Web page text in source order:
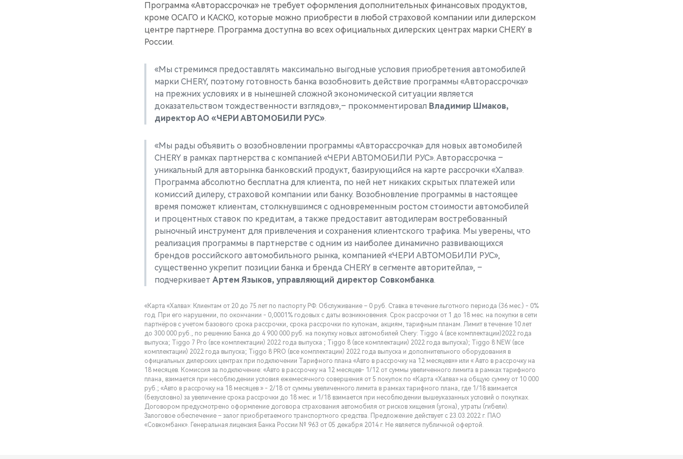
Программа «Авторассрочка» не требует оформления дополнительных финансовых продуктов,
кроме ОСАГО и КАСКО, которые можно приобрести в любой страховой компании или дилерском
центре партнере. Программа доступна во всех официальных дилерских центрах марки CHERY в
России.
«Мы стремимся предоставлять максимально выгодные условия приобретения автомобилей
марки CHERY, поэтому готовность банка возобновить действие программы «Авторассрочка»
на прежних условиях и в нынешней сложной экономической ситуации является
доказательством тождественности взглядов»,– прокомментировал Владимир Шмаков,
директор АО «ЧЕРИ АВТОМОБИЛИ РУС».
«Мы рады объявить о возобновлении программы «Авторассрочка» для новых автомобилей
CHERY в рамках партнерства с компанией «ЧЕРИ АВТОМОБИЛИ РУС». Авторассрочка –
уникальный для авторынка банковский продукт, базирующийся на карте рассрочки «Халва».
Программа абсолютно бесплатна для клиента, по ней нет никаких скрытых платежей или
комиссий дилеру, страховой компании или банку. Возобновление программы в настоящее
время поможет клиентам, столкнувшимся с одновременным ростом стоимости автомобилей
и процентных ставок по кредитам, а также предоставит автодилерам востребованный
рыночный инструмент для привлечения и сохранения клиентского трафика. Мы уверены, что
реализация программы в партнерстве с одним из наиболее динамично развивающихся
брендов российского автомобильного рынка, компанией «ЧЕРИ АВТОМОБИЛИ РУС»,
существенно укрепит позиции банка и бренда CHERY в сегменте авторитейла», –
подчеркивает Артем Языков, управляющий директор Совкомбанка.
«Карта «Халва»: Клиентам от 20 до 75 лет по паспорту РФ. Обслуживание – 0 руб. Ставка в течение льготного периода (36 мес.) - 0%
год. При его нарушении, по окончании - 0,0001% годовых с даты возникновения. Срок рассрочки от 1 до 18 мес. на покупки в сети
партнёров с учетом базового срока рассрочки, срока рассрочки по купонам, акциям, тарифным планам. Лимит в течение 10 лет
до 300 000 руб., по решению Банка до 4 900 000 руб. на покупку новых автомобилей Chery: Tiggo 4 (все комплектации)2022 года
выпуска; Tiggo 7 Pro (все комплектации) 2022 года выпуска ; Tiggo 8 (все комплектации) 2022 года выпуска); Tiggo 8 NEW (все
комплектации) 2022 года выпуска; Tiggo 8 PRO (все комплектации) 2022 года выпуска и дополнительного оборудования в
официальных дилерских центрах при подключении Тарифного плана «Авто в рассрочку на 12 месяцев»» или « Авто в рассрочку на
18 месяцев. Комиссия за подключение: «Авто в рассрочку на 12 месяцев- 1/12 от суммы увеличенного лимита в рамках тарифного
плана, взимается при несоблюдении условия ежемесячного совершения от 5 покупок по «Карта «Халва» на общую сумму от 10 000
руб.; «Авто в рассрочку на 18 месяцев » - 2/18 от суммы увеличенного лимита в рамках тарифного плана, где 1/18 взимается
(безусловно) за увеличение срока рассрочки до 18 мес. и 1/18 взимается при несоблюдении вышеуказанных условий о покупках.
Договором предусмотрено оформление договора страхования автомобиля от рисков хищения (угона), утраты (гибели).
Залоговое обеспечение – залог приобретаемого транспортного средства. Предложение действует c 23.03.2022 г. ПАО
«Совкомбанк». Генеральная лицензия Банка России № 963 от 05 декабря 2014 г. Не является публичной офертой.